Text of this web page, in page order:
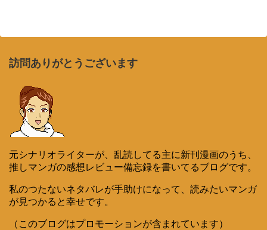
訪問ありがとうございます
元シナリオライターが、乱読してる主に新刊漫画のうち、
推しマンガの感想レビュー備忘録を書いてるブログです。
私のつたないネタバレが手助けになって、読みたいマンガ
が見つかると幸せです。
（このブログはプロモーションが含まれています）